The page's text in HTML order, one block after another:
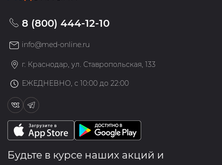
8 (800) 444-12-10
info@med-online.ru
г. Краснодар, ул. Ставропольская, 133
ЕЖЕДНЕВНО, с 10:00 до 22:00
Будьте в курсе наших акций и